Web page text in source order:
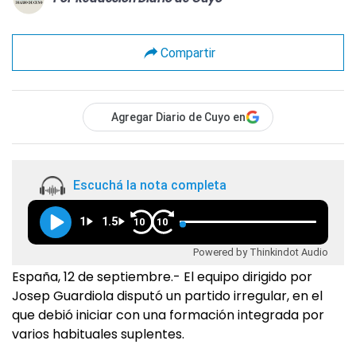
Compartir
Agregar Diario de Cuyo en
Escuchá la nota completa
1 1.5 10 10
Powered by Thinkindot Audio
España, 12 de septiembre.- El equipo dirigido por
Josep Guardiola disputó un partido irregular, en el
que debió iniciar con una formación integrada por
varios habituales suplentes.